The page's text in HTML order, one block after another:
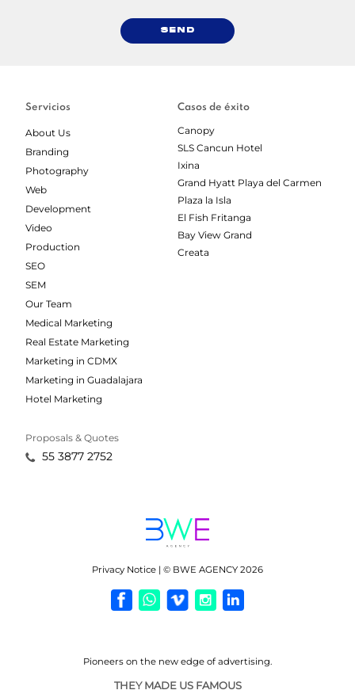
Send
Servicios
About Us
Branding
Photography
Web
Development
Video
Production
SEO
SEM
Our Team
Medical Marketing
Real Estate Marketing
Marketing in CDMX
Marketing in Guadalajara
Hotel Marketing
Proposals & Quotes
55 3877 2752
Casos de éxito
Canopy
SLS Cancun Hotel
Ixina
Grand Hyatt Playa del Carmen
Plaza la Isla
El Fish Fritanga
Bay View Grand
Creata
Privacy Notice | © BWE AGENCY 2026
Pioneers on the new edge of advertising.
THEY MADE US FAMOUS